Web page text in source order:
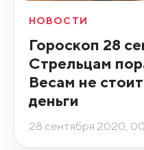
НОВОСТИ
Гороскоп 28
Стрельцам
Весам не
деньги
28 сентября 2020,